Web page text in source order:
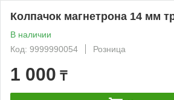
Колпачок магнетрона 14 мм
В наличии
Код: 9999990054
Розница
1 000 ₸